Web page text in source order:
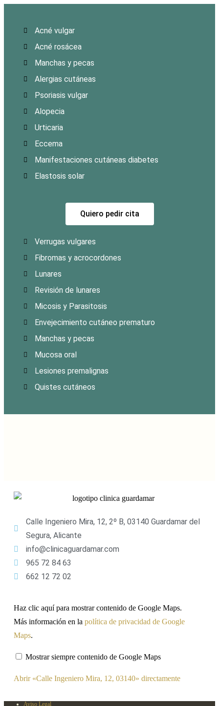
Acné vulgar
Acné rosácea
Manchas y pecas
Alergias cutáneas
Psoriasis vulgar
Alopecia
Urticaria
Eccema
Manifestaciones cutáneas diabetes
Elastosis solar
Quiero pedir cita
Verrugas vulgares
Fibromas y acrocordones
Lunares
Revisión de lunares
Micosis y Parasitosis
Envejecimiento cutáneo prematuro
Manchas y pecas
Mucosa oral
Lesiones premalignas
Quistes cutáneos
Calle Ingeniero Mira, 12, 2º B, 03140 Guardamar del
Segura, Alicante
info@clinicaguardamar.com
965 72 84 63
662 12 72 02
Haz clic aquí para mostrar contenido de Google Maps.
Más información en la política de privacidad de Google
Maps.
Mostrar siempre contenido de Google Maps
Abrir «Calle Ingeniero Mira, 12, 03140» directamente
Aviso Legal